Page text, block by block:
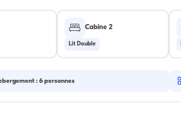
Cabine 2
Lit Double
: 6 personnes